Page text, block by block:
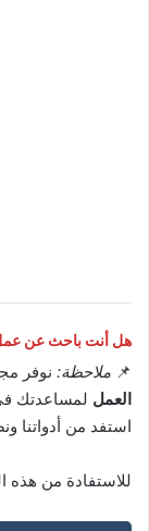
هل أنت باحث عن
📌 ملاحظة: نوفر
العمل لمساعدتك
استفد من أدواتنا
للاستفادة من هذه